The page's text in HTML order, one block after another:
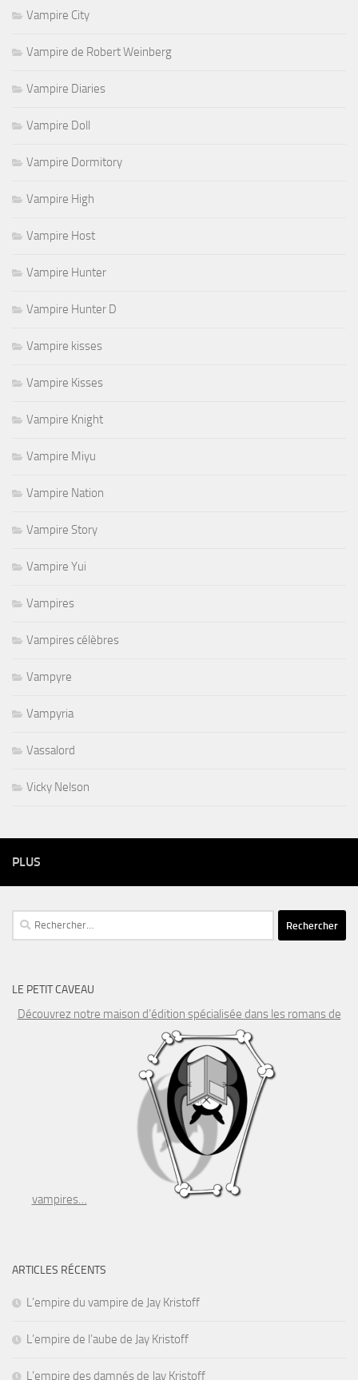
Vampire City
Vampire de Robert Weinberg
Vampire Diaries
Vampire Doll
Vampire Dormitory
Vampire High
Vampire Host
Vampire Hunter
Vampire Hunter D
Vampire kisses
Vampire Kisses
Vampire Knight
Vampire Miyu
Vampire Nation
Vampire Story
Vampire Yui
Vampires
Vampires célèbres
Vampyre
Vampyria
Vassalord
Vicky Nelson
PLUS
Rechercher :
LE PETIT CAVEAU
Découvrez notre maison d’édition spécialisée dans les romans de
vampires…
ARTICLES RÉCENTS
L’empire du vampire de Jay Kristoff
L’empire de l’aube de Jay Kristoff
L’empire des damnés de Jay Kristoff